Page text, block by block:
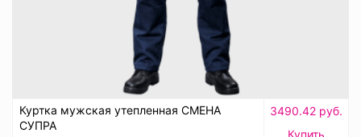
Куртка мужская утепленная СМЕНА
СУПРА
3490.42 руб.